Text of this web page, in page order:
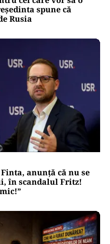
spune că
Rusia
anunță că nu se
în scandalul Fritz!